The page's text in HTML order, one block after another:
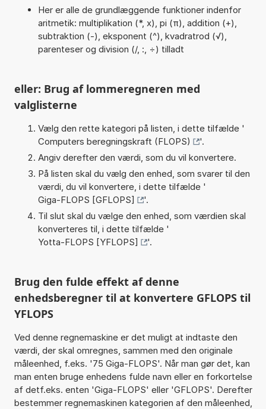
Her er alle de grundlæggende funktioner indenfor
aritmetik: multiplikation (*, x), pi (π), addition (+),
subtraktion (-), eksponent (^), kvadratrod (√),
parenteser og division (/, :, ÷) tilladt
eller: Brug af lommeregneren med
valglisterne
Vælg den rette kategori på listen, i dette tilfælde '
Computers beregningskraft (FLOPS)
'.
Angiv derefter den værdi, som du vil konvertere.
På listen skal du vælg den enhed, som svarer til den
værdi, du vil konvertere, i dette tilfælde '
Giga-FLOPS [GFLOPS]
'.
Til slut skal du vælge den enhed, som værdien skal
konverteres til, i dette tilfælde '
Yotta-FLOPS [YFLOPS]
'.
Brug den fulde effekt af denne
enhedsberegner til at konvertere GFLOPS til
YFLOPS
Ved denne regnemaskine er det muligt at indtaste den
værdi, der skal omregnes, sammen med den originale
måleenhed, f.eks. '75 Giga-FLOPS'. Når man gør det, kan
man enten bruge enhedens fulde navn eller en forkortelse
af detf.eks. enten 'Giga-FLOPS' eller 'GFLOPS'. Derefter
bestemmer regnemaskinen kategorien af den måleenhed,